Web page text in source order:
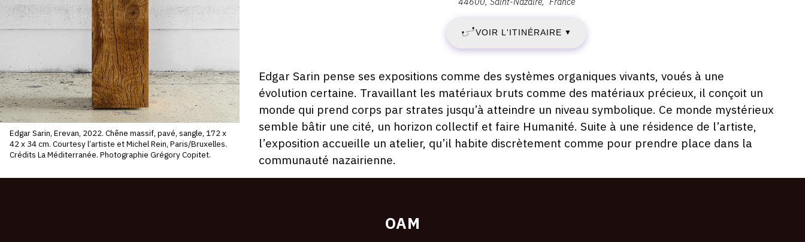
Edgar Sarin, Erevan, 2022. Chêne massif, pavé, sangle, 172 x
42 x 34 cm. Courtesy l’artiste et Michel Rein, Paris/Bruxelles.
Crédits La Méditerranée. Photographie Grégory Copitet.
14
OCTOBRE
2023
-
DIMANCHE
JANVIER
Place
des
Quatre
Z‘Horloges,
44600
Saint-
Nazaire
VOIR L'ITINÉRAIRE ▼
Description,
horaires...
Edgar Sarin pense ses expositions comme des systèmes organiques vivants, voués à une
évolution certaine. Travaillant les matériaux bruts comme des matériaux précieux, il conçoit un
monde qui prend corps par strates jusqu’à atteindre un niveau symbolique. Ce monde mystérieux
semble bâtir une cité, un horizon collectif et faire Humanité. Suite à une résidence de l’artiste,
l’exposition accueille un atelier, qu’il habite discrètement comme pour prendre place dans la
communauté nazairienne.
OAM